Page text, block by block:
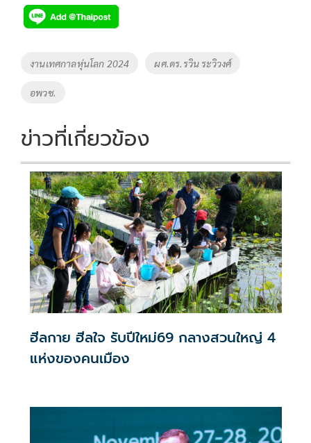
e
b
o
k
tt
er
p
y
Li
Tags
งานเทศกาลหุ่นโลก 2024 ผศ.ดร.รวิน ระวิวงศ์
อพวช.
ข่าวที่เกี่ยวข้อง
ฮีลกาย ฮีลใจ รับปีใหม่69 กลางสวนใหญ่ 4
แห่งของคนเมือง